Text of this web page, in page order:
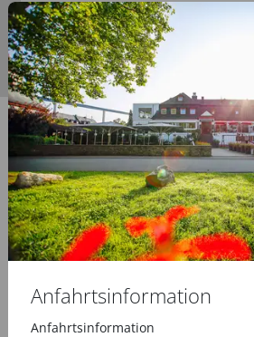
Passwort
Anfahrtsinformation
Anfahrtsinformation